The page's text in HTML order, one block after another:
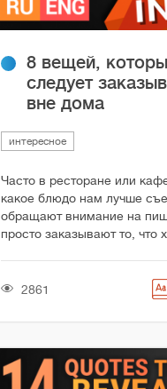
8 вещей,
следует
вне дома
интересное
Часто в ресторане или
какое блюдо нам лучше
обращают внимание на
просто заказывают то, что
2861